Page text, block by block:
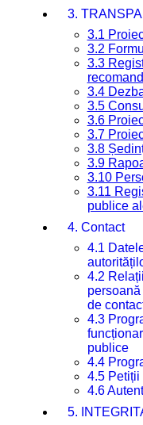
3.
3.1
3.2
3.3
3.4
3.5
3.6
3.7
3.8
3.9
3.10
3.11
publice
4. Contact
4.1
4.2
de
4.3
publice
4.4
4.5 Petiții
4.6
5.